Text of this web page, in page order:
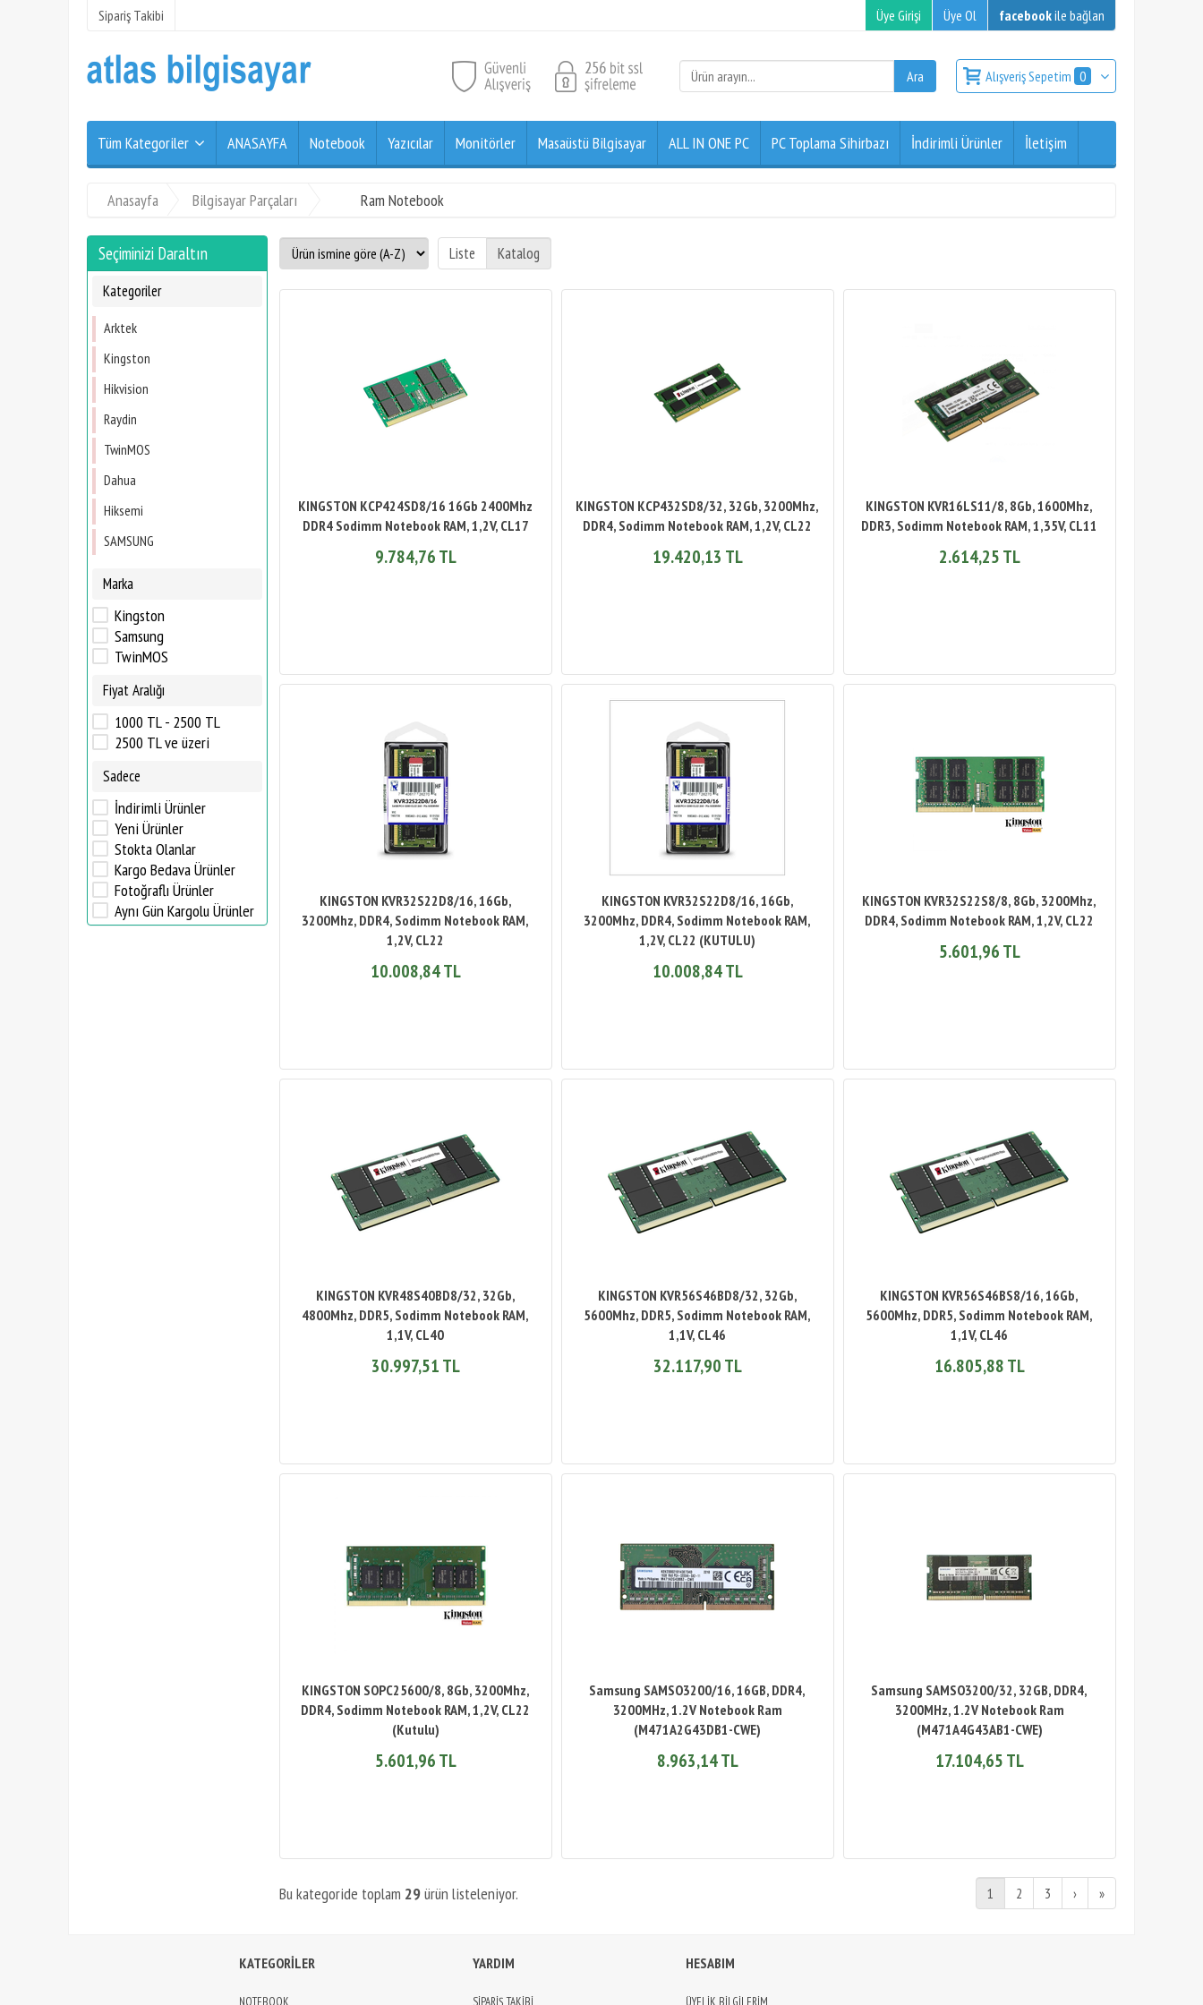
Sipariş Takibi Üye Girişi Üye Ol facebookile bağlan
Alışveriş Sepetim 0
Tüm Kategoriler ANASAYFA Notebook Yazıcılar Monitörler Masaüstü Bilgisayar ALL IN ONE PC PC Toplama Sihirbazı İndirimli Ürünler İletişim
Anasayfa Bilgisayar Parçaları Ram Notebook
Seçiminizi Daraltın
Kategoriler
Arktek
Kingston
Hikvision
Raydin
TwinMOS
Dahua
Hiksemi
SAMSUNG
Marka
Kingston
Samsung
TwinMOS
Fiyat Aralığı
1000 TL - 2500 TL
2500 TL ve üzeri
Sadece
İndirimli Ürünler
Yeni Ürünler
Stokta Olanlar
Kargo Bedava Ürünler
Fotoğraflı Ürünler
Aynı Gün Kargolu Ürünler
KINGSTON KCP424SD8/16 16Gb 2400Mhz
DDR4 Sodimm Notebook RAM, 1,2V, CL17
9.784,76 TL
KINGSTON KCP432SD8/32, 32Gb, 3200Mhz,
DDR4, Sodimm Notebook RAM, 1,2V, CL22
19.420,13 TL
KINGSTON KVR16LS11/8, 8Gb, 1600Mhz,
DDR3, Sodimm Notebook RAM, 1,35V, CL11
2.614,25 TL
KINGSTON KVR32S22D8/16, 16Gb,
3200Mhz, DDR4, Sodimm Notebook RAM,
1,2V, CL22
10.008,84 TL
KINGSTON KVR32S22D8/16, 16Gb,
3200Mhz, DDR4, Sodimm Notebook RAM,
1,2V, CL22 (KUTULU)
10.008,84 TL
KINGSTON KVR32S22S8/8, 8Gb, 3200Mhz,
DDR4, Sodimm Notebook RAM, 1,2V, CL22
5.601,96 TL
KINGSTON KVR48S40BD8/32, 32Gb,
4800Mhz, DDR5, Sodimm Notebook RAM,
1,1V, CL40
30.997,51 TL
KINGSTON KVR56S46BD8/32, 32Gb,
5600Mhz, DDR5, Sodimm Notebook RAM,
1,1V, CL46
32.117,90 TL
KINGSTON KVR56S46BS8/16, 16Gb,
5600Mhz, DDR5, Sodimm Notebook RAM,
1,1V, CL46
16.805,88 TL
KINGSTON SOPC25600/8, 8Gb, 3200Mhz,
DDR4, Sodimm Notebook RAM, 1,2V, CL22
(Kutulu)
5.601,96 TL
Samsung SAMSO3200/16, 16GB, DDR4,
3200MHz, 1.2V Notebook Ram
(M471A2G43DB1-CWE)
8.963,14 TL
Samsung SAMSO3200/32, 32GB, DDR4,
3200MHz, 1.2V Notebook Ram
(M471A4G43AB1-CWE)
17.104,65 TL
Bu kategoride toplam 29ürün listeleniyor. 1 2 3 › »
KATEGORİLER
NOTEBOOK
YARDIM
SİPARİŞ TAKİBİ
HESABIM
ÜYELİK BİLGİLERİM